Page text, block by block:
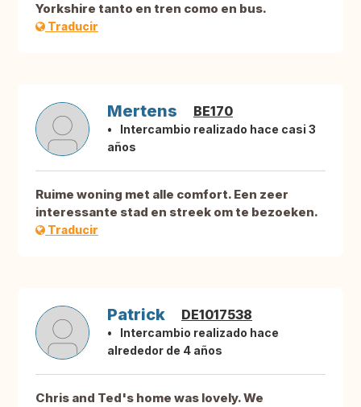
Yorkshire tanto en tren como en bus.
Traducir
Mertens BE170
Intercambio realizado hace casi 3
años
Ruime woning met alle comfort. Een zeer
interessante stad en streek om te bezoeken.
Traducir
Patrick DE1017538
Intercambio realizado hace
alrededor de 4 años
Chris and Ted's home was lovely. We